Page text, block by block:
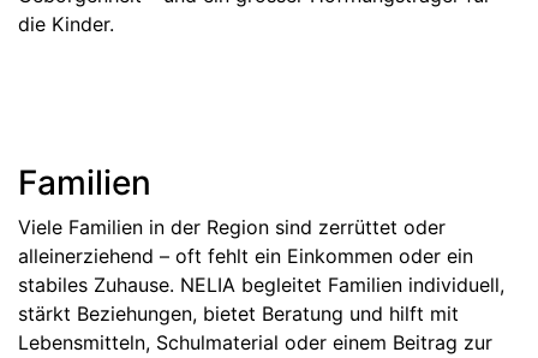
die Kinder.
Familien
Viele Familien in der Region sind zerrüttet oder
alleinerziehend – oft fehlt ein Einkommen oder ein
stabiles Zuhause. NELIA begleitet Familien individuell,
stärkt Beziehungen, bietet Beratung und hilft mit
Lebensmitteln, Schulmaterial oder einem Beitrag zur